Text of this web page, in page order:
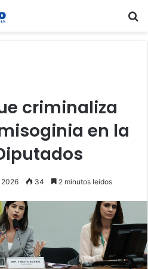
criminaliza
en la
2026 34 2 minutos leídos